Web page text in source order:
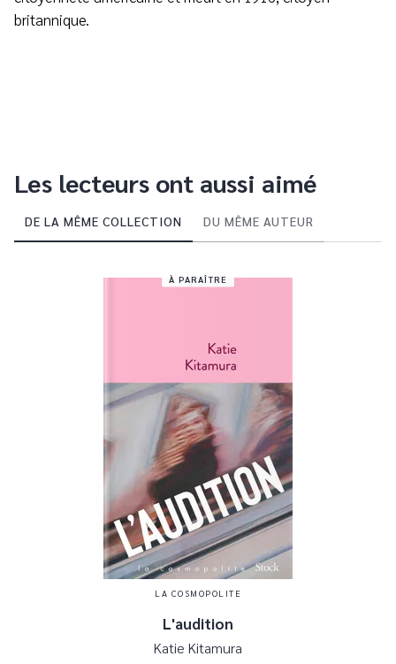
britannique.
Les lecteurs ont aussi aimé
DE LA MÊME COLLECTION DU MÊME AUTEUR
À PARAÎTRE
LA COSMOPOLITE
L'audition
Katie Kitamura